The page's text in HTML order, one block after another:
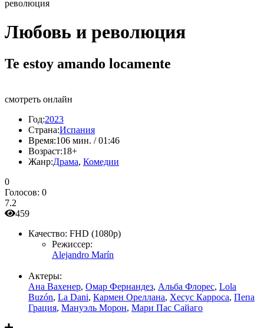
революция
Любовь и революция
Te estoy amando locamente
смотреть онлайн
Год:2023
Страна:Испания
Время:106 мин. / 01:46
Возраст:18+
Жанр:Драма, Комедии
0
Голосов: 0
7.2
459
Качество: FHD (1080p)
Режиссер:
Alejandro Marín
Актеры:
Ана Вахенер, Омар Фернандез, Альба Флорес, Lola
Buzón, La Dani, Кармен Ореллана, Хесус Карроса, Пепа
Грация, Мануэль Морон, Мари Пас Сайаго